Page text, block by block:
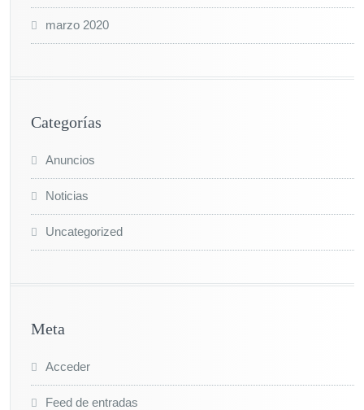
marzo 2020
Categorías
Anuncios
Noticias
Uncategorized
Meta
Acceder
Feed de entradas